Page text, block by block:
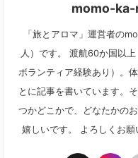
momo-ka-
「旅とアロマ」運営者の
人）です。 渡航60か国以
ボランティア経験あり）。
とに記事を書いています。
つかどこかで、どなたかの
嬉しいです。 よろしくお願